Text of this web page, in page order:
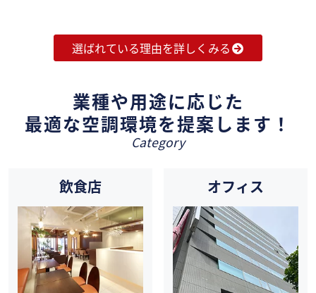
選ばれている理由を詳しくみる
業種や用途に応じた
最適な空調環境を提案します！
Category
飲食店 オフィス